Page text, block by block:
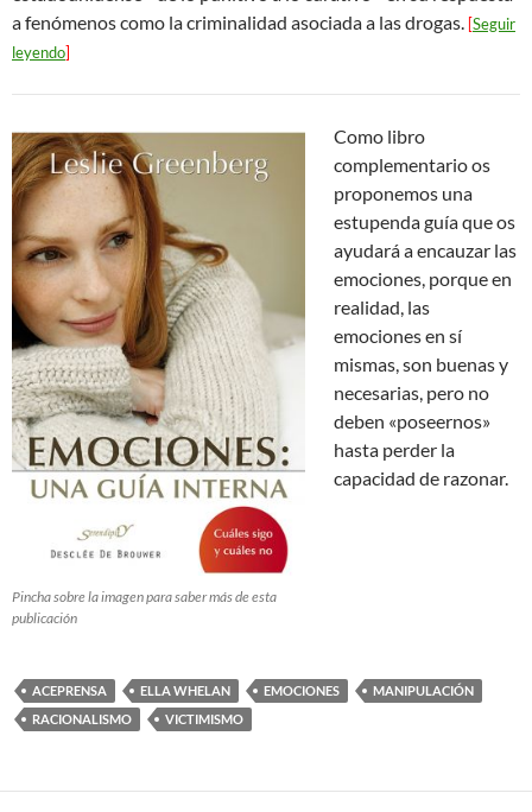
a fenómenos como la criminalidad asociada a las drogas. [Seguir
leyendo]
Pincha sobre la imagen para saber más de esta
publicación
Como libro
complementario os
proponemos una
estupenda guía que os
ayudará a encauzar las
emociones, porque en
realidad, las
emociones en sí
mismas, son buenas y
necesarias, pero no
deben «poseernos»
hasta perder la
capacidad de razonar.
ACEPRENSA ELLA WHELAN EMOCIONES
MANIPULACIÓN
RACIONALISMO
VICTIMISMO